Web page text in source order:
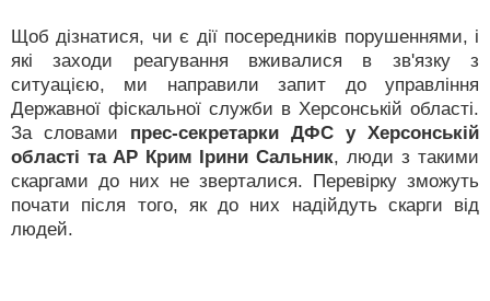
Щоб дізнатися, чи є дії посередників порушеннями, і
які заходи реагування вживалися в зв'язку з
ситуацією, ми направили запит до управління
Державної фіскальної служби в Херсонській області.
За словами прес-секретарки ДФС у Херсонській
області та АР Крим Ірини Сальник, люди з такими
скаргами до них не зверталися. Перевірку зможуть
почати після того, як до них надійдуть скарги від
людей.